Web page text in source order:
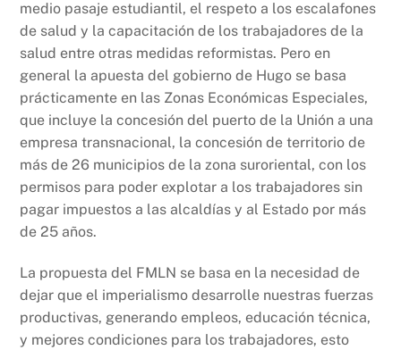
medio pasaje estudiantil, el respeto a los escalafones
de salud y la capacitación de los trabajadores de la
salud entre otras medidas reformistas. Pero en
general la apuesta del gobierno de Hugo se basa
prácticamente en las Zonas Económicas Especiales,
que incluye la concesión del puerto de la Unión a una
empresa transnacional, la concesión de territorio de
más de 26 municipios de la zona suroriental, con los
permisos para poder explotar a los trabajadores sin
pagar impuestos a las alcaldías y al Estado por más
de 25 años.
La propuesta del FMLN se basa en la necesidad de
dejar que el imperialismo desarrolle nuestras fuerzas
productivas, generando empleos, educación técnica,
y mejores condiciones para los trabajadores, esto